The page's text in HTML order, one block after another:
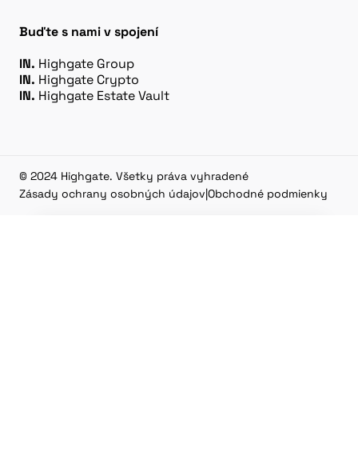
Buďte s nami v spojení
IN. Highgate Group
IN. Highgate Crypto
IN. Highgate Estate Vault
© 2024 Highgate. Všetky práva vyhradené
Zásady ochrany osobných údajov|Obchodné podmienky